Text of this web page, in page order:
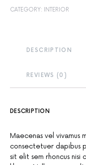
CATEGORY: INTERIOR
DESCRIPTION
REVIEWS (0)
DESCRIPTION
Maecenas vel vivamus
consectetuer dapibus
sit elit sem rhoncus nisi